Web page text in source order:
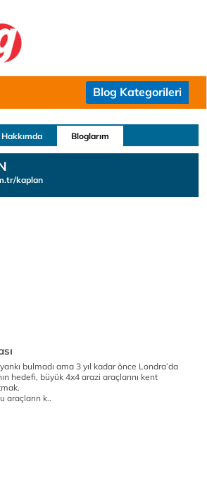
Blog Kategorileri
Hakkımda Bloglarım
kaplan
bulmadı ama 3 yıl kadar önce Londra’da
hedefi, büyük 4x4 arazi araçlarını kent
araçların k..